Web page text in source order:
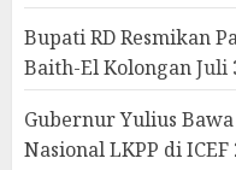
Bupati RD Resmikan
Baith-El KolonganJuli
Gubernur Yulius
Nasional LKPP di ICEF